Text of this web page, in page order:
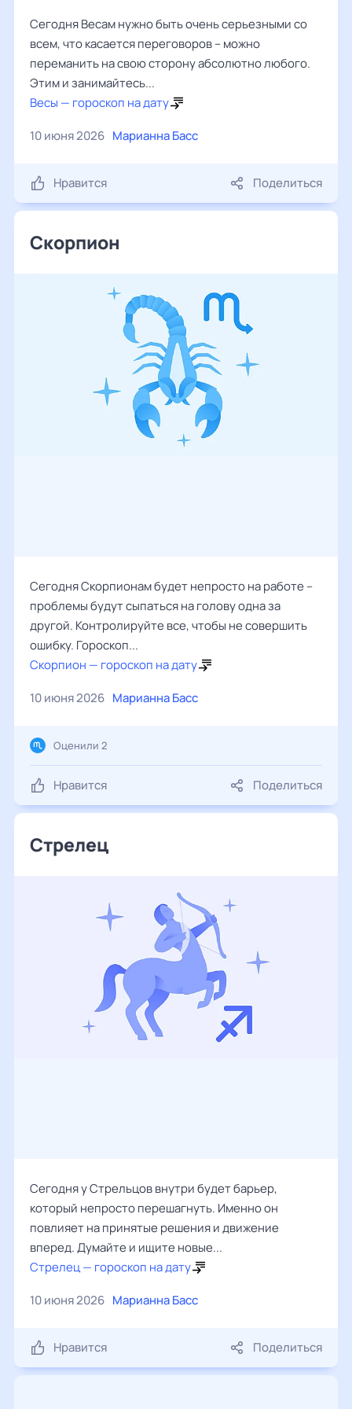
Сегодня Весам нужно быть очень серьезными со
всем, что касается переговоров – можно
переманить на свою сторону абсолютно любого.
Этим и занимайтесь...
Весы — гороскоп на дату
10 июня 2026 Марианна Басс
Нравится Поделиться
Скорпион
Сегодня Скорпионам будет непросто на работе –
проблемы будут сыпаться на голову одна за
другой. Контролируйте все, чтобы не совершить
ошибку. Гороскоп...
Скорпион — гороскоп на дату
10 июня 2026 Марианна Басс
Нравится Поделиться
Оценили 2
Стрелец
Сегодня у Стрельцов внутри будет барьер,
который непросто перешагнуть. Именно он
повлияет на принятые решения и движение
вперед. Думайте и ищите новые...
Стрелец — гороскоп на дату
10 июня 2026 Марианна Басс
Нравится Поделиться